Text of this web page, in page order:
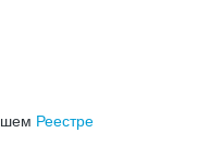
Реестре